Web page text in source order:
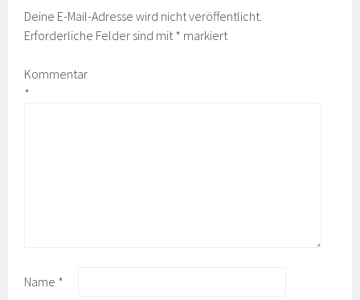
Deine E-Mail-Adresse wird nicht veröffentlicht.
Erforderliche Felder sind mit * markiert
Kommentar
*
Name *